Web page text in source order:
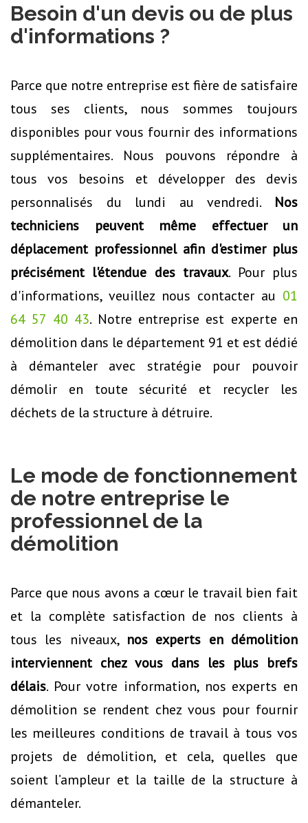
Besoin d'un devis ou de plus
d'informations ?
Parce que notre entreprise est fière de satisfaire
tous ses clients, nous sommes toujours
disponibles pour vous fournir des informations
supplémentaires. Nous pouvons répondre à
tous vos besoins et développer des devis
personnalisés du lundi au vendredi. Nos
techniciens peuvent même effectuer un
déplacement professionnel afin d'estimer plus
précisément l'étendue des travaux. Pour plus
d'informations, veuillez nous contacter au 01
64 57 40 43. Notre entreprise est experte en
démolition dans le département 91 et est dédié
à démanteler avec stratégie pour pouvoir
démolir en toute sécurité et recycler les
déchets de la structure à détruire.
Le mode de fonctionnement
de notre entreprise le
professionnel de la
démolition
Parce que nous avons a cœur le travail bien fait
et la complète satisfaction de nos clients à
tous les niveaux, nos experts en démolition
interviennent chez vous dans les plus brefs
délais. Pour votre information, nos experts en
démolition se rendent chez vous pour fournir
les meilleures conditions de travail à tous vos
projets de démolition, et cela, quelles que
soient l’ampleur et la taille de la structure à
démanteler.